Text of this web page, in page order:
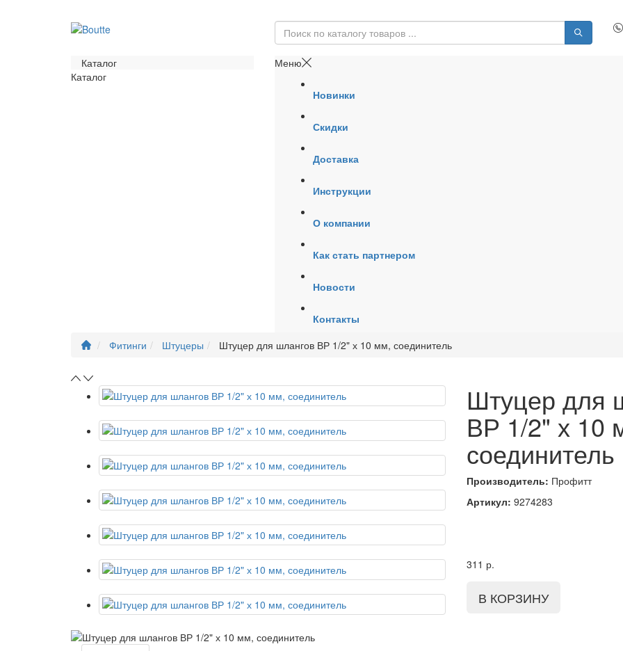
Каталог
Каталог
Меню
Новинки
Скидки
Доставка
Инструкции
О компании
Как стать партнером
Новости
Контакты
Фитинги
Штуцеры Штуцер для шлангов ВР 1/2" х 10 мм, соединитель
Штуцер для
ВР 1/2" х 10
соединитель
Производитель: Профитт
Артикул: 9274283
311 р.